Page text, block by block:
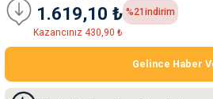
1.619,10 ₺
Kazancınız 430,90 ₺
%21 indirim
Gelince Haber